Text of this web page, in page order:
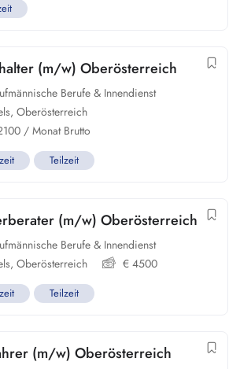
(m/w) Oberösterreich
Berufe & Innendienst
, Oberösterreich
/ Monat Brutto
Teilzeit
(m/w) Oberösterreich
Berufe & Innendienst
, Oberösterreich € 4500
Teilzeit
(m/w) Oberösterreich